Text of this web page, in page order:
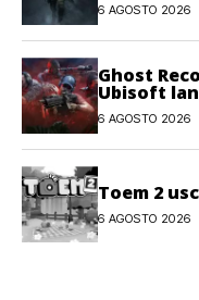
6 AGOSTO 2026
Ghost
Ubisoft
gratuito
6 AGOSTO 2026
Toem 2
6 AGOSTO 2026